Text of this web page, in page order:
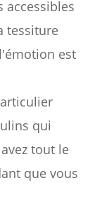
accessibles
tessiture
est
qui
tout le
que vous